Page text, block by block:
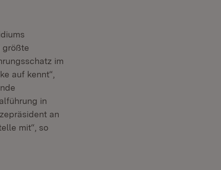
größte
im
auf kennt“,
in
an
mit“, so